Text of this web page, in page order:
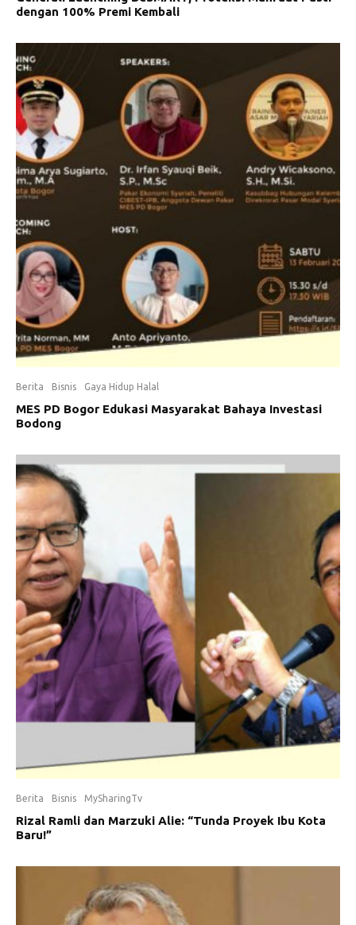
dengan 100% Premi Kembali
Berita Bisnis Gaya Hidup Halal
MES PD Bogor Edukasi Masyarakat Bahaya Investasi
Bodong
Berita Bisnis MySharingTv
Rizal Ramli dan Marzuki Alie: “Tunda Proyek Ibu Kota
Baru!”